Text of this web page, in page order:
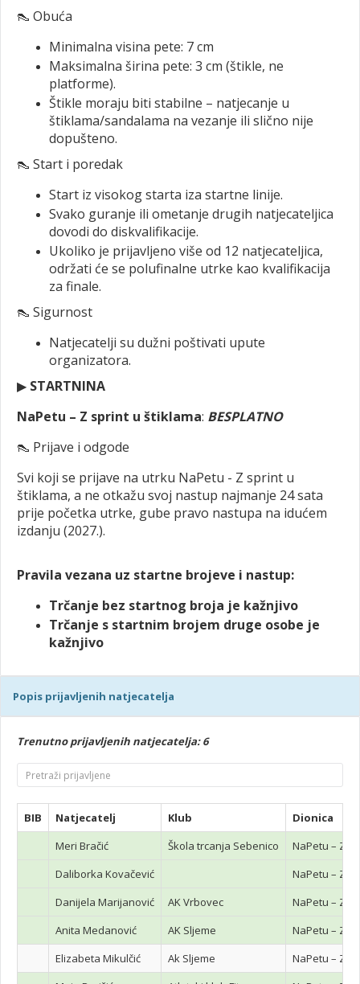
👠 Obuća
Minimalna visina pete: 7 cm
Maksimalna širina pete: 3 cm (štikle, ne
platforme).
Štikle moraju biti stabilne – natjecanje u
štiklama/sandalama na vezanje ili slično nije
dopušteno.
👠 Start i poredak
Start iz visokog starta iza startne linije.
Svako guranje ili ometanje drugih natjecateljica
dovodi do diskvalifikacije.
Ukoliko je prijavljeno više od 12 natjecateljica,
održati će se polufinalne utrke kao kvalifikacija
za finale.
👠 Sigurnost
Natjecatelji su dužni poštivati upute
organizatora.
▶ STARTNINA
NaPetu – Z sprint u štiklama: BESPLATNO
👠 Prijave i odgode
Svi koji se prijave na utrku NaPetu - Z sprint u
štiklama, a ne otkažu svoj nastup najmanje 24 sata
prije početka utrke, gube pravo nastupa na idućem
izdanju (2027.).
Pravila vezana uz startne brojeve i nastup:
Trčanje bez startnog broja je kažnjivo
Trčanje s startnim brojem druge osobe je
kažnjivo
Popis prijavljenih natjecatelja
Trenutno prijavljenih natjecatelja: 6
BIB Natjecatelj Klub
Dionica
Meri Bračić
Škola trcanja Sebenico
NaPetu – Z
Daliborka Kovačević
NaPetu – Z
Danijela Marijanović
AK Vrbovec
NaPetu – Z
Anita Medanović
AK Sljeme
NaPetu – Z
Elizabeta Mikulčić
Ak Sljeme
NaPetu – Z